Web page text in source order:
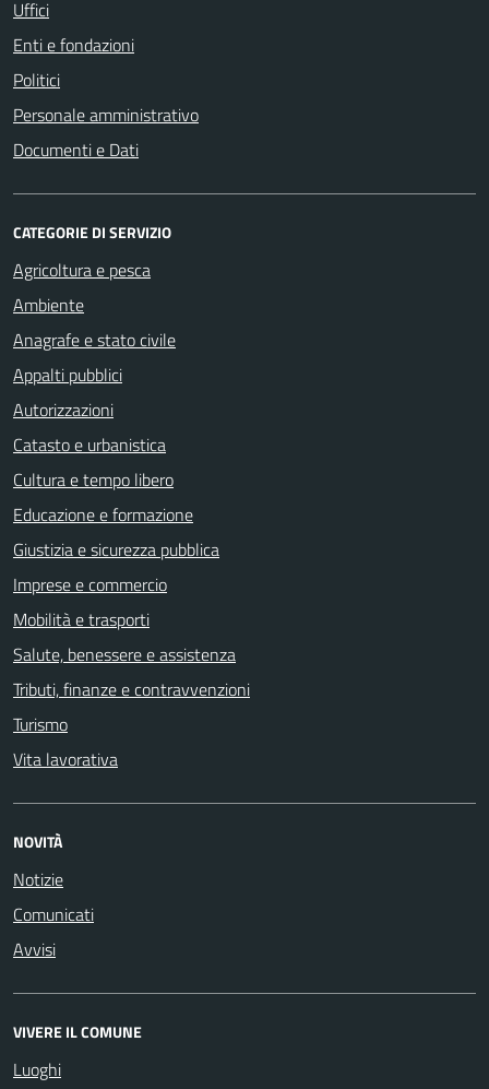
Uffici
Enti e fondazioni
Politici
Personale amministrativo
Documenti e Dati
CATEGORIE DI SERVIZIO
Agricoltura e pesca
Ambiente
Anagrafe e stato civile
Appalti pubblici
Autorizzazioni
Catasto e urbanistica
Cultura e tempo libero
Educazione e formazione
Giustizia e sicurezza pubblica
Imprese e commercio
Mobilità e trasporti
Salute, benessere e assistenza
Tributi, finanze e contravvenzioni
Turismo
Vita lavorativa
NOVITÀ
Notizie
Comunicati
Avvisi
VIVERE IL COMUNE
Luoghi